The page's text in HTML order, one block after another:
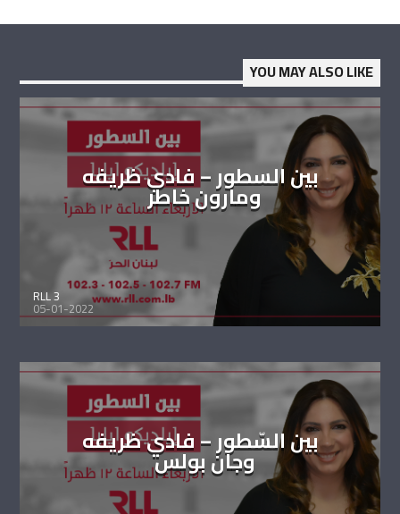
YOU MAY ALSO LIKE
بين السطور – فادي ظريفه
ومارون خاطر
RLL 3
05-01-2022
بين السّطور – فادي ظريفه
وجان بولس